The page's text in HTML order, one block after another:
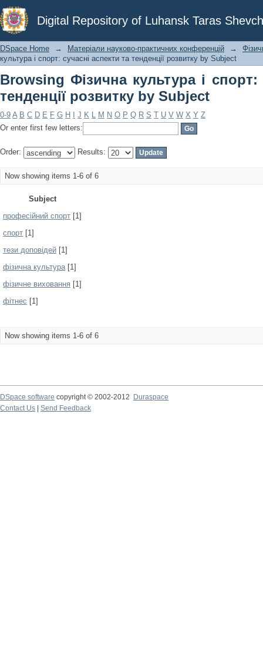
Digital Repository of Luhansk Taras
Browsing Фізична культура і спорт:
Subject
DSpace Home → Матеріали науково-практичних конференцій →
культура і спорт: сучасні аспекти та тенденції розвитку by Subject
Browsing Фізична культура і спорт:
тенденції розвитку by Subject
0-9 A B C D E F G H J K L M N O P Q R S T U V W X Y Z
Or enter first few letters:
Order: Results:
Now showing items 1-6 of 6
Subject
професійний спорт [1]
спорт [1]
тези доповідей [1]
фізична культура[1]
фізичне виховання [1]
фітнес [1]
Now showing items 1-6 of 6
DSpace software copyright © 2002-2012
Duraspace
Contact Us
Send Feedback